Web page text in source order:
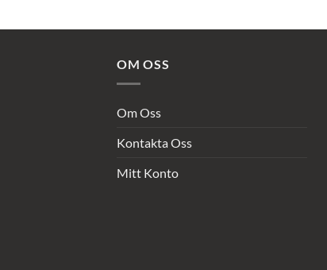
OM OSS
Om Oss
Kontakta Oss
Mitt Konto